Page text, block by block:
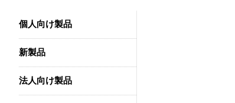
個人向け製品
新製品
法人向け製品